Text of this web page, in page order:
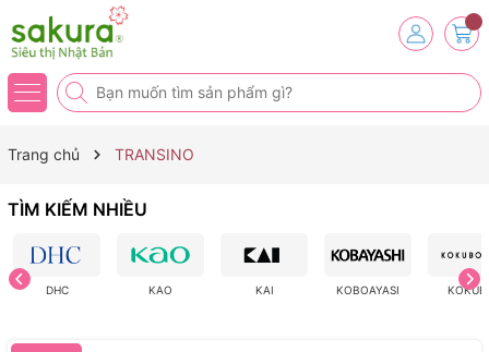
Trang chủ TRANSINO
TÌM KIẾM NHIỀU
DHC KAO KAI KOBOAYASI